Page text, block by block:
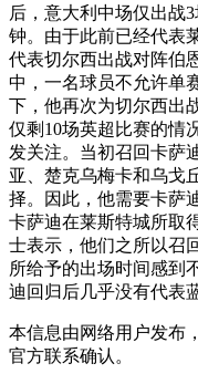
后，意大利中场仅出战
钟。由于此前已经代表
代表切尔西出战对阵伯
中，一名球员不允许单
下，他再次为切尔西出
仅剩10场英超比赛的情
发关注。当初召回卡萨
亚、楚克乌梅卡和乌戈
择。因此，他需要卡萨
卡萨迪在莱斯特城所取
士表示，他们之所以召
所给予的出场时间感到
迪回归后几乎没有代表
本信息由网络用户发布，
官方联系确认。